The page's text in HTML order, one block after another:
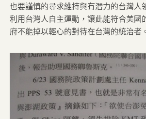
也要謹慎的尋求維持與有潛力的台灣人
利用台灣人自主運動，讓此能符合美國
府不能掉以輕心的對待在台灣的統治者